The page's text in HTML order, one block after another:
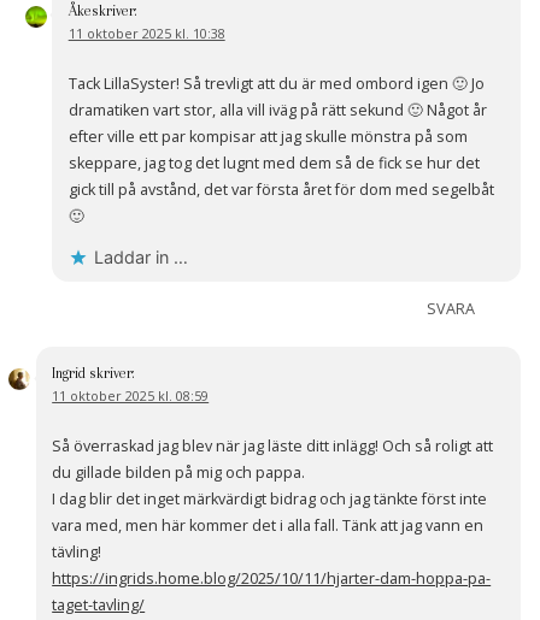
Åkeskriver:
11 oktober 2025 kl. 10:38
Tack LillaSyster! Så trevligt att du är med ombord igen 🙂 Jo
dramatiken vart stor, alla vill iväg på rätt sekund 🙂 Något år
efter ville ett par kompisar att jag skulle mönstra på som
skeppare, jag tog det lugnt med dem så de fick se hur det
gick till på avstånd, det var första året för dom med segelbåt
🙂
Laddar in …
SVARA
Ingrid skriver:
11 oktober 2025 kl. 08:59
Så överraskad jag blev när jag läste ditt inlägg! Och så roligt att
du gillade bilden på mig och pappa.
I dag blir det inget märkvärdigt bidrag och jag tänkte först inte
vara med, men här kommer det i alla fall. Tänk att jag vann en
tävling!
https://ingrids.home.blog/2025/10/11/hjarter-dam-hoppa-pa-
taget-tavling/